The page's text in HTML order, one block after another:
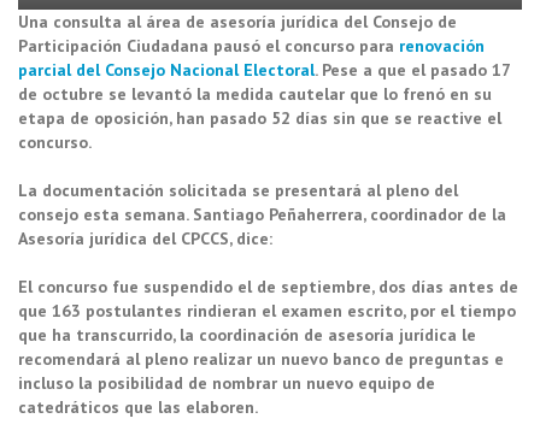
Una consulta al área de asesoría jurídica del Consejo de
Participación Ciudadana pausó el concurso para renovación
parcial del Consejo Nacional Electoral. Pese a que el pasado 17
de octubre se levantó la medida cautelar que lo frenó en su
etapa de oposición, han pasado 52 días sin que se reactive el
concurso.
La documentación solicitada se presentará al pleno del
consejo esta semana. Santiago Peñaherrera, coordinador de la
Asesoría jurídica del CPCCS, dice:
El concurso fue suspendido el de septiembre, dos días antes de
que 163 postulantes rindieran el examen escrito, por el tiempo
que ha transcurrido, la coordinación de asesoría jurídica le
recomendará al pleno realizar un nuevo banco de preguntas e
incluso la posibilidad de nombrar un nuevo equipo de
catedráticos que las elaboren.